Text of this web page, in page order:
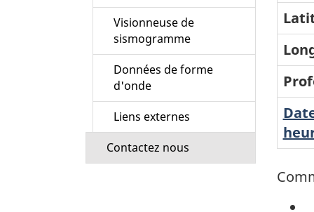
Visionneuse de
sismogramme
Données de forme
d'onde
Liens externes
Contactez nous